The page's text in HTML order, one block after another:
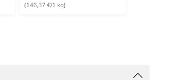
(146,37 €/1 kg)